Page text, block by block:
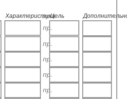
Характеристика
пр.Цель
пр.
пр.
пр.
пр.
пр.